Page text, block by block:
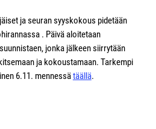
ja seuran syyskokous pidetään
. Päivä aloitetaan
jonka jälkeen siirrytään
ja kokoustamaan. Tarkempi
6.11. mennessätäällä.